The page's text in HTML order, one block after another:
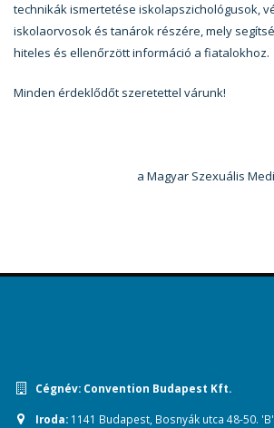
technikák ismertetése iskolapszichológusok,
iskolaorvosok és tanárok részére, mely
hiteles és ellenőrzött információ a fiatalokhoz.
Minden érdeklődőt szeretettel várunk!
a Magyar Szexuális
Cégnév: Convention Budapest Kft.
Iroda: 1141 Budapest, Bosnyák utca 48-50.